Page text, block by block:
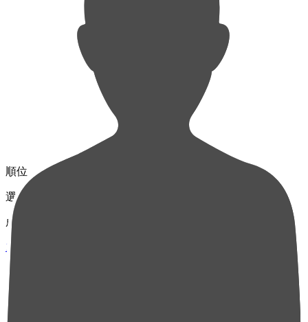
順位
選手名
成績
1
MF 8
藤村 慶太